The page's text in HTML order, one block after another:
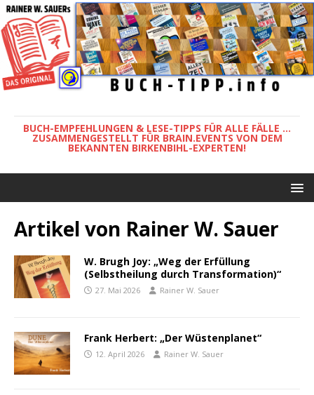
BUCH-EMPFEHLUNGEN & LESE-TIPPS FÜR ALLE FÄLLE ...
ZUSAMMENGESTELLT FÜR BRAIN.EVENTS VON DEM
BEKANNTEN BIRKENBIHL-EXPERTEN!
Artikel von Rainer W. Sauer
W. Brugh Joy: „Weg der Erfüllung
(Selbstheilung durch Transformation)“
27. Mai 2026 Rainer W. Sauer
Frank Herbert: „Der Wüstenplanet“
12. April 2026 Rainer W. Sauer